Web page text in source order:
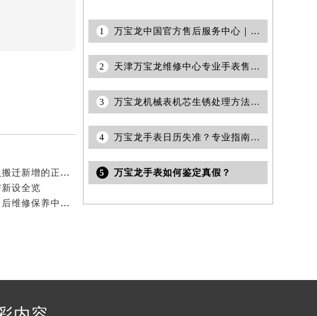
约）
2026年6月关于万宝龙官方维修保养中心网点搬迁新增的正式文件内容全面公开
设全览
2026年5月最新快讯正式发布：万宝龙官方售后维修保养中心迁址新开事宜
1 万宝龙中国官方售后服务中心｜服务热线及详细地址权威信息声明（2026年7月最新）
2 天津万宝龙维修中心专业手表售后维修与保养服务权威公示（2026年7月最新）
3 万宝龙机械表机芯生锈处理方法是什么
4 万宝龙手表日历失准？专业指南助您轻松修复，精准掌握每分每秒
5 万宝龙手表如何鉴定真假？